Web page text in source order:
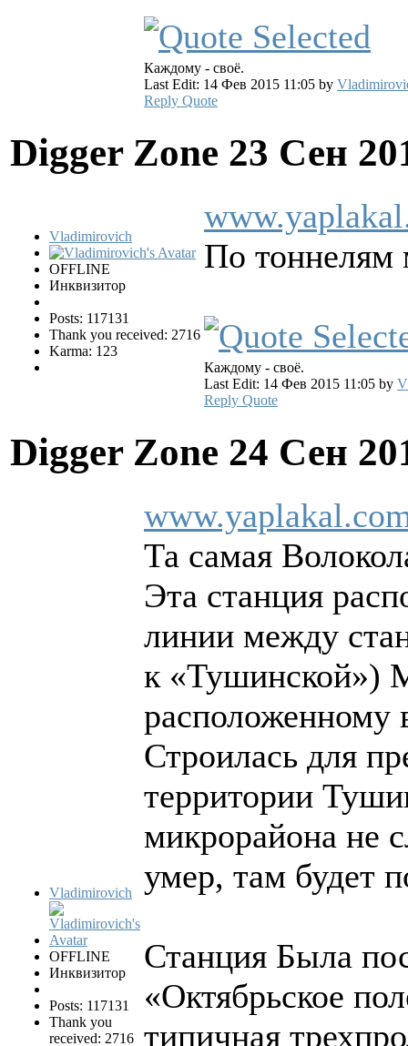
Каждому - своё.
Last Edit: 14 Фев 2015 11:05 by
Reply Quote
Digger Zone 23 Сен
Vladimirovich
OFFLINE
Инквизитор
Posts: 117131
Thank you received: 2716
Karma: 123
По тоннелям
Каждому - своё.
Last Edit: 14 Фев 2015 11:05 by
Reply Quote
Digger Zone 24 Сен
Vladimirovich
OFFLINE
Инквизитор
Posts: 117131
Thank you
received: 2716
Та самая
Эта станция
линии между
к «Тушинской»)
расположенному
Строилась для
территории
микрорайона не
умер, там будет
Станция Была
«Октябрьское
типичная